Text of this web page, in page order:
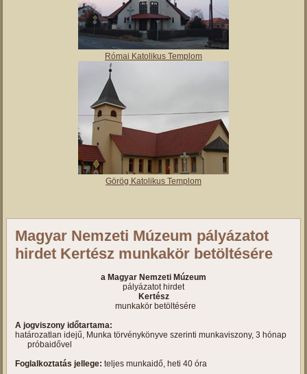
Római Katolikus Templom
Görög Katolikus Templom
Magyar Nemzeti Múzeum pályázatot
hirdet Kertész munkakör betöltésére
a Magyar Nemzeti Múzeum
pályázatot hirdet
Kertész
munkakör betöltésére
A jogviszony időtartama:
határozatlan idejű, Munka törvénykönyve szerinti munkaviszony, 3 hónap
próbaidővel
Foglalkoztatás jellege: teljes munkaidő, heti 40 óra